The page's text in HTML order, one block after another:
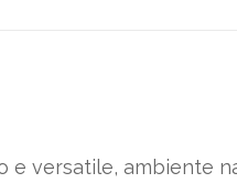
e versatile, ambiente